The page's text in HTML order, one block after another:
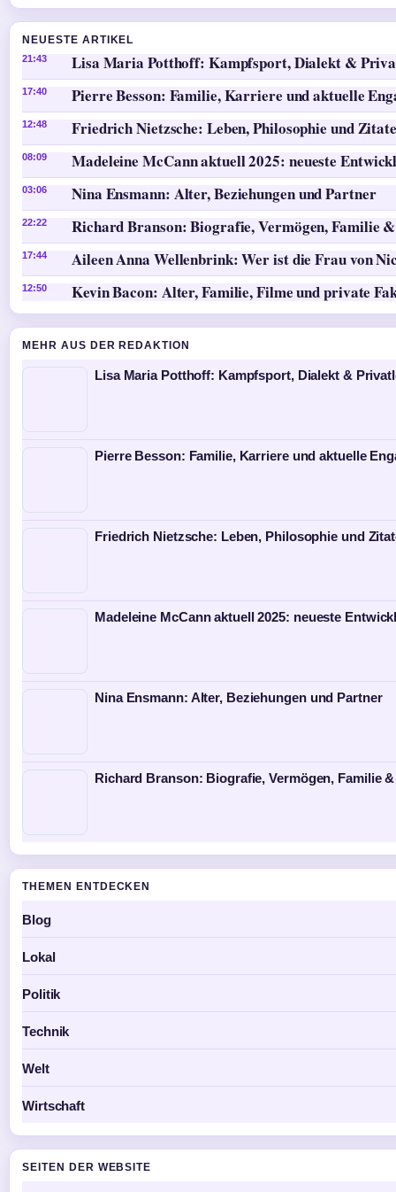
NEUESTE ARTIKEL
21:43 Lisa Maria Potthoff: Kampfsport, Dialekt &
17:40 Pierre Besson: Familie, Karriere und aktuelle
12:48 Friedrich Nietzsche: Leben, Philosophie und Zitate
08:09 Madeleine McCann aktuell 2025: neueste
03:06 Nina Ensmann: Alter, Beziehungen und Partner
22:22 Richard Branson: Biografie, Vermögen, Familie
17:44 Aileen Anna Wellenbrink: Wer ist die Frau von
12:50 Kevin Bacon: Alter, Familie, Filme und private
MEHR AUS DER REDAKTION
Lisa Maria Potthoff: Kampfsport, Dialekt &
Pierre Besson: Familie, Karriere und aktuelle
Friedrich Nietzsche: Leben, Philosophie und
Madeleine McCann aktuell 2025: neueste
Nina Ensmann: Alter, Beziehungen und Partner
Richard Branson: Biografie, Vermögen, Familie
THEMEN ENTDECKEN
Blog
Lokal
Politik
Technik
Welt
Wirtschaft
SEITEN DER WEBSITE